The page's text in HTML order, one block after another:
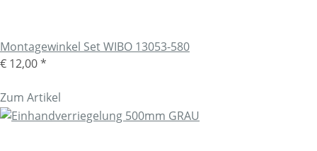
Montagewinkel Set WIBO 13053-580
€ 12,00*
Zum Artikel